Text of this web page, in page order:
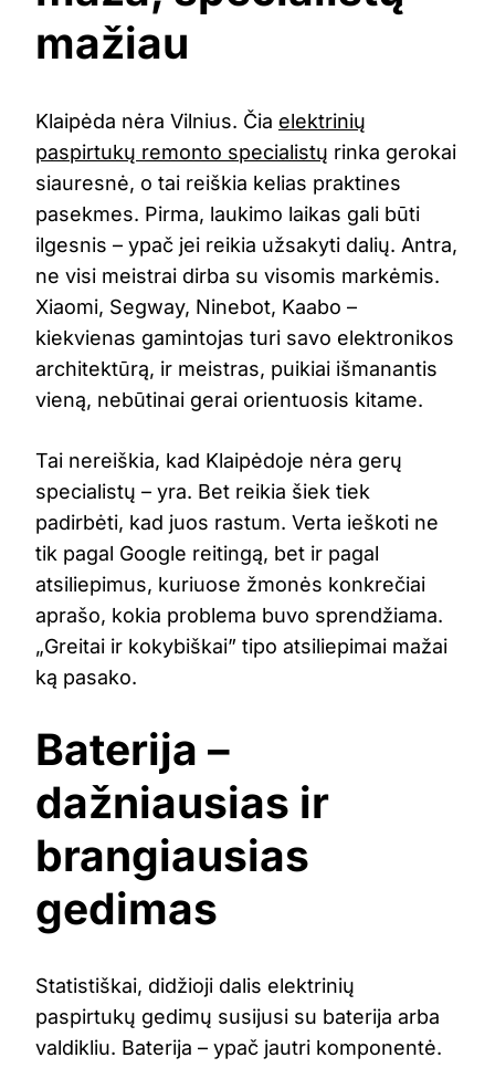
mažiau
Klaipėda nėra Vilnius. Čia elektrinių
paspirtukų remonto specialistų rinka gerokai
siauresnė, o tai reiškia kelias praktines
pasekmes. Pirma, laukimo laikas gali būti
ilgesnis – ypač jei reikia užsakyti dalių. Antra,
ne visi meistrai dirba su visomis markėmis.
Xiaomi, Segway, Ninebot, Kaabo –
kiekvienas gamintojas turi savo elektronikos
architektūrą, ir meistras, puikiai išmanantis
vieną, nebūtinai gerai orientuosis kitame.
Tai nereiškia, kad Klaipėdoje nėra gerų
specialistų – yra. Bet reikia šiek tiek
padirbėti, kad juos rastum. Verta ieškoti ne
tik pagal Google reitingą, bet ir pagal
atsiliepimus, kuriuose žmonės konkrečiai
aprašo, kokia problema buvo sprendžiama.
„Greitai ir kokybiškai” tipo atsiliepimai mažai
ką pasako.
Baterija –
dažniausias ir
brangiausias
gedimas
Statistiškai, didžioji dalis elektrinių
paspirtukų gedimų susijusi su baterija arba
valdikliu. Baterija – ypač jautri komponentė.